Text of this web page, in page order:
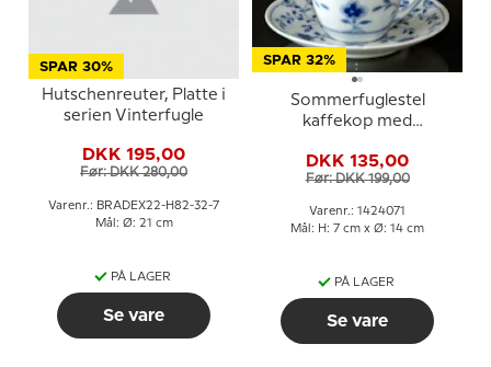
SPAR 30%
Hutschenreuter, Platte i
serien Vinterfugle
DKK 195,00
Før: DKK 280,00
Varenr.: BRADEX22-H82-32-7
Mål: Ø: 21 cm
PÅ LAGER
Se vare
SPAR 32%
Sommerfuglestel
kaffekop med
Grøndahl nr. 102 eller 071
DKK 135,00
Før: DKK 199,00
Varenr.: 1424071
Mål: H: 7 cm x Ø: 14 cm
PÅ LAGER
Se vare